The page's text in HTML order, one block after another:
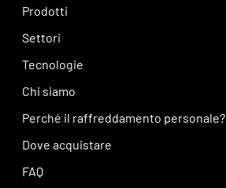
Prodotti
Settori
Tecnologie
Chi siamo
Perché il raffreddamento personale?
Dove acquistare
FAQ